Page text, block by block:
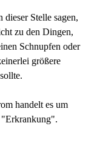
dieser Stelle sagen,
zu den Dingen,
Schnupfen oder
größere
handelt es um
"Erkrankung".